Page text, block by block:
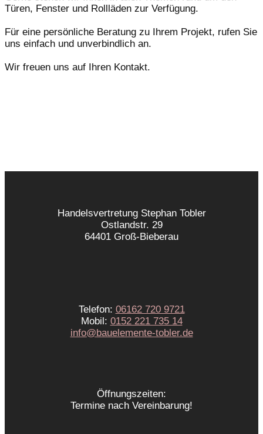
Türen, Fenster und Rollläden zur Verfügung.
Für eine persönliche Beratung zu Ihrem Projekt, rufen Sie
uns einfach und unverbindlich an.
Wir freuen uns auf Ihren Kontakt.
Handelsvertretung Stephan Tobler
Ostlandstr. 29
64401 Groß-Bieberau
Telefon: 06162 720 9721
Mobil: 0152 221 735 14
info@bauelemente-tobler.de
Öffnungszeiten:
Termine nach Vereinbarung!